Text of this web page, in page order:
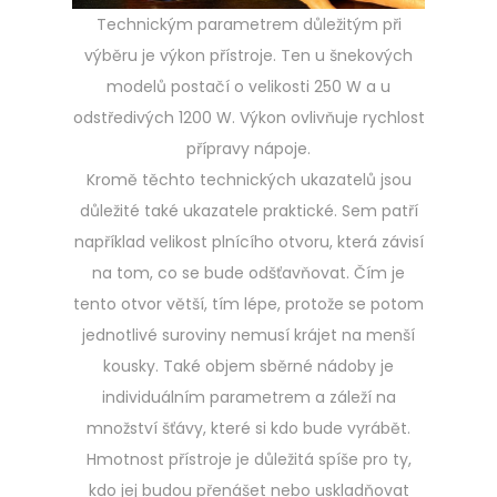
Technickým parametrem důležitým při
výběru je výkon přístroje. Ten u šnekových
modelů postačí o velikosti 250 W a u
odstředivých 1200 W. Výkon ovlivňuje rychlost
přípravy nápoje.
Kromě těchto technických ukazatelů jsou
důležité také ukazatele praktické. Sem patří
například velikost plnícího otvoru, která závisí
na tom, co se bude odšťavňovat. Čím je
tento otvor větší, tím lépe, protože se potom
jednotlivé suroviny nemusí krájet na menší
kousky. Také objem sběrné nádoby je
individuálním parametrem a záleží na
množství šťávy, které si kdo bude vyrábět.
Hmotnost přístroje je důležitá spíše pro ty,
kdo jej budou přenášet nebo uskladňovat